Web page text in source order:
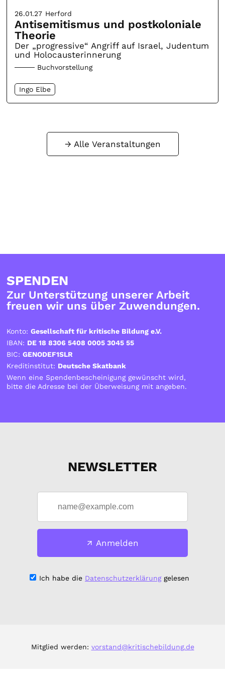
26.01.27 Herford
Antisemitismus und postkoloniale
Theorie
Der „progressive“ Angriff auf Israel, Judentum
und Holocausterinnerung
Buchvorstellung
Ingo Elbe
Alle Veranstaltungen
SPENDEN
Zur Unterstützung unserer Arbeit
freuen wir uns über Zuwendungen.
Konto:Gesellschaft für kritische Bildung e.V.
IBAN: DE 18 8306 5408 0005 3045 55
BIC:GENODEF1SLR
Kreditinstitut: Deutsche Skatbank
Wenn eine Spendenbescheinigung gewünscht wird,
bitte die Adresse bei der Überweisung mit angeben.
NEWSLETTER
Anmelden
Ich habe die Datenschutzerklärunggelesen
Mitglied werden: vorstand@kritischebildung.de